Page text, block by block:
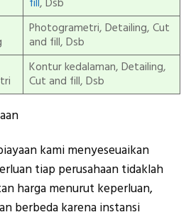
Photogrametri, Detailing, Cut
and fill, Dsb
Kontur kedalaman, Detailing,
Cut and fill, Dsb
kami menyeseuaikan
tiap perusahaan tidaklah
harga menurut keperluan,
berbeda karena instansi